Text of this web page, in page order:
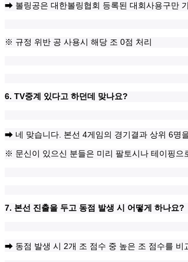
➡ 볼링공은 대한볼링협회 등록된 대회사용구만
※ 규정 위반 공 사용시 해당 조 0점 처리
6. TV중계 있다고 하던데 맞나요?
➡ 네 맞습니다. 본선 4게임의 경기결과 상위 6명
※ 문신이 있으신 분들은 미리 팔토시나 테이핑으
7. 본선 진출을 두고 동점 발생 시 어떻게 하나요?
➡ 동점 발생 시 2개 조 점수 중 높은 조 점수를 비